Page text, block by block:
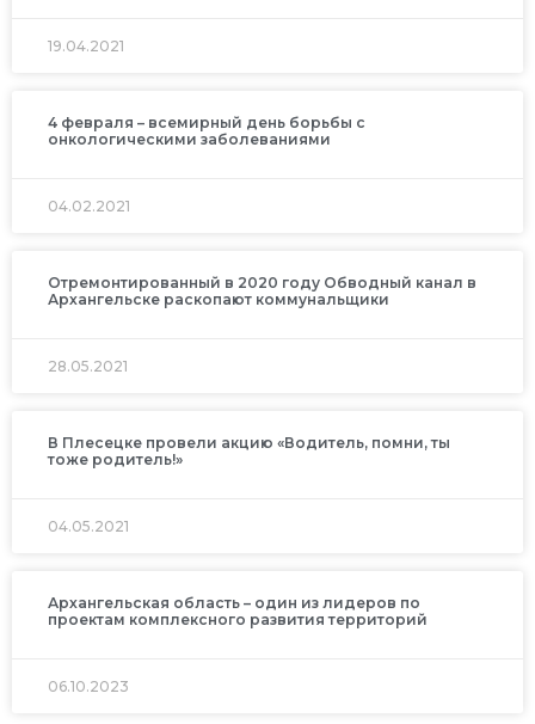
19.04.2021
4 февраля – всемирный день борьбы с
онкологическими заболеваниями
04.02.2021
Отремонтированный в 2020 году Обводный канал в
Архангельске раскопают коммунальщики
28.05.2021
В Плесецке провели акцию «Водитель, помни, ты
тоже родитель!»
04.05.2021
Архангельская область – один из лидеров по
проектам комплексного развития территорий
06.10.2023